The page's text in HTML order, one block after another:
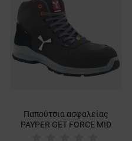
Παπούτσια ασφαλείας
PAYPER GET FORCE MID